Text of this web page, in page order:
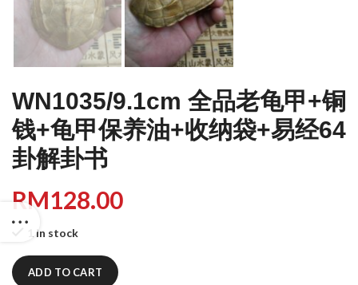
WN1035/9.1cm 全品老龟甲+铜
钱+龟甲保养油+收纳袋+易经64
卦解卦书
RM128.00
1 in stock
ADD TO CART